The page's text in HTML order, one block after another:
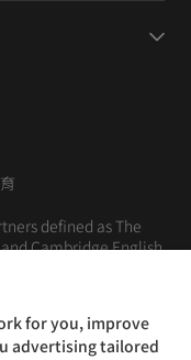
defined as The
Cambridge English
for you, improve
advertising tailored